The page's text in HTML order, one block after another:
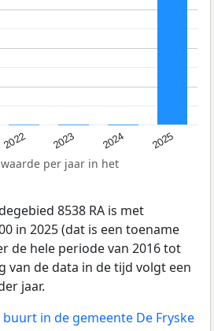
2022 2023 2024 2025
per jaar in het
8538 RA is met
in 2025 (dat is een toename
de hele periode van 2016 tot
van de data in de tijd volgt een
jaar.
in de gemeente De Fryske